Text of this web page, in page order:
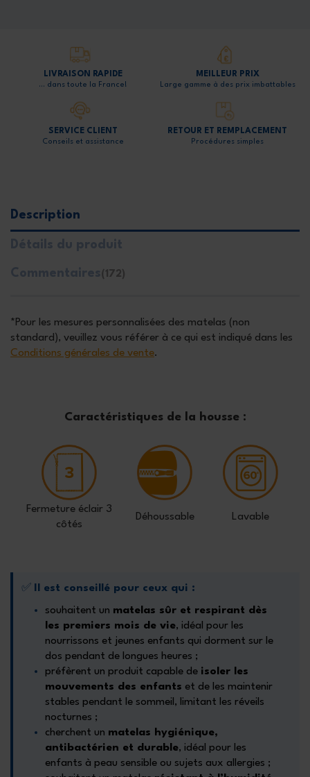
LIVRAISON RAPIDE
… dans toute la France!
MEILLEUR PRIX
Large gamme à des prix imbattables
SERVICE CLIENT
Conseils et assistance
RETOUR ET REMPLACEMENT
Procédures simples
Description
Détails du produit
Commentaires(172)
*Pour les mesures personnalisées des matelas (non
standard), veuillez vous référer à ce qui est indiqué dans les
Conditions générales de vente.
Caractéristiques de la housse :
Fermeture éclair 3
côtés
Déhoussable Lavable
✅ Il est conseillé pour ceux qui :
souhaitent un matelas sûr et respirant dès
les premiers mois de vie, idéal pour les
nourrissons et jeunes enfants qui dorment sur le
dos pendant de longues heures ;
préfèrent un produit capable de isoler les
mouvements des enfants et de les maintenir
stables pendant le sommeil, limitant les réveils
nocturnes ;
cherchent un matelas hygiénique,
antibactérien et durable, idéal pour les
enfants à peau sensible ou sujets aux allergies ;